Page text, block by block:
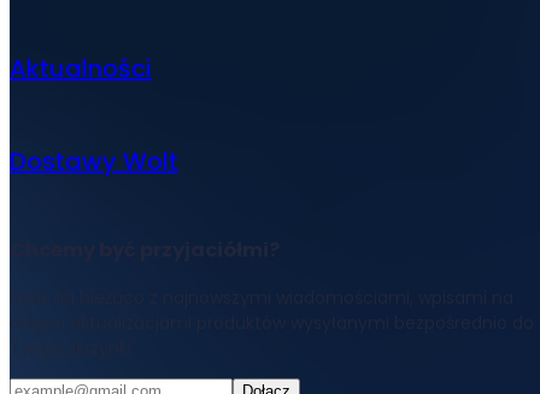
Aktualności
Dostawy Wolt